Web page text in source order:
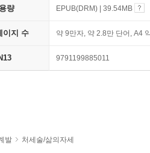
량 EPUB(DRM) | 39.54MB
이지 수 약 9만자, 약 2.8만 단어, A4
9791199885011
발 처세술/삶의자세